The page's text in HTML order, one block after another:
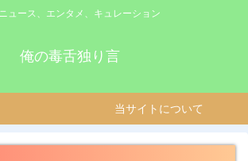
ュース、エンタメ、キュレーション
俺の毒舌独り言
当サイトについて